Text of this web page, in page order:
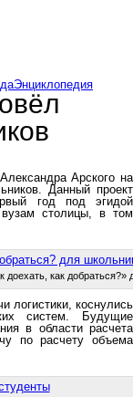
Энциклопедия
Арского на
Данный проект
год под эгидой
столицы, в том
как добраться?»
логистики, коснулись
систем. Будущие
в области расчета
по расчету объема